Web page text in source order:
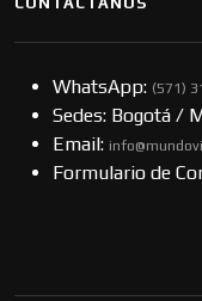
WhatsApp: (57​​1)
Sedes: Bogotá /
Email:
Formulario de